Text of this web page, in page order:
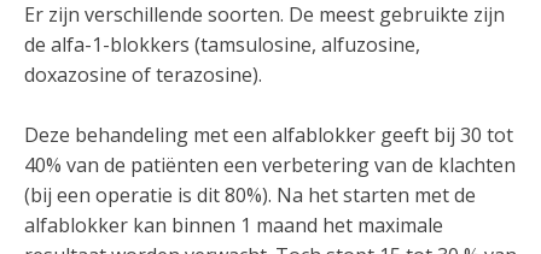
Er zijn verschillende soorten. De meest gebruikte zijn
de alfa-1-blokkers (tamsulosine, alfuzosine,
doxazosine of terazosine).
Deze behandeling met een alfablokker geeft bij 30 tot
40% van de patiënten een verbetering van de klachten
(bij een operatie is dit 80%). Na het starten met de
alfablokker kan binnen 1 maand het maximale